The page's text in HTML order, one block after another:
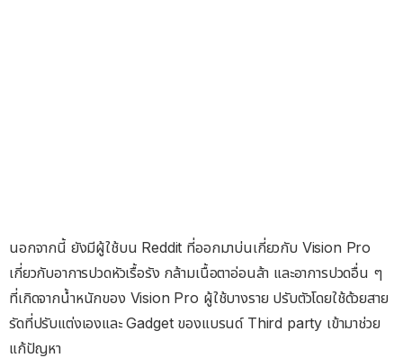
นอกจากนี้ ยังมีผู้ใช้บน Reddit ที่ออกมาบ่นเกี่ยวกับ Vision Pro
เกี่ยวกับอาการปวดหัวเรื้อรัง กล้ามเนื้อตาอ่อนล้า และอาการปวดอื่น ๆ
ที่เกิดจากน้ำหนักของ Vision Pro ผู้ใช้บางราย ปรับตัวโดยใช้ด้วยสาย
รัดที่ปรับแต่งเองและ Gadget ของแบรนด์ Third party เข้ามาช่วย
แก้ปัญหา